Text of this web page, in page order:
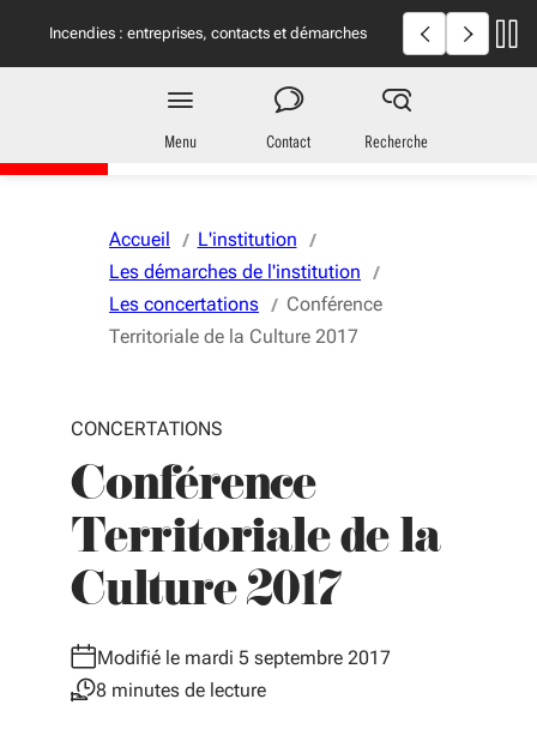
Incendies : entreprises, contacts et démarches
Incendies en
utiles
Région
Nouvelle-Aquitaine
Menu Contact Recherche
Accueil
L'institution
Les démarches de l'institution
Les concertations
Conférence
Territoriale de la Culture 2017
CONCERTATIONS
Conférence
Territoriale de la
Culture 2017
Modifié le mardi 5 septembre 2017
8 minutes de lecture